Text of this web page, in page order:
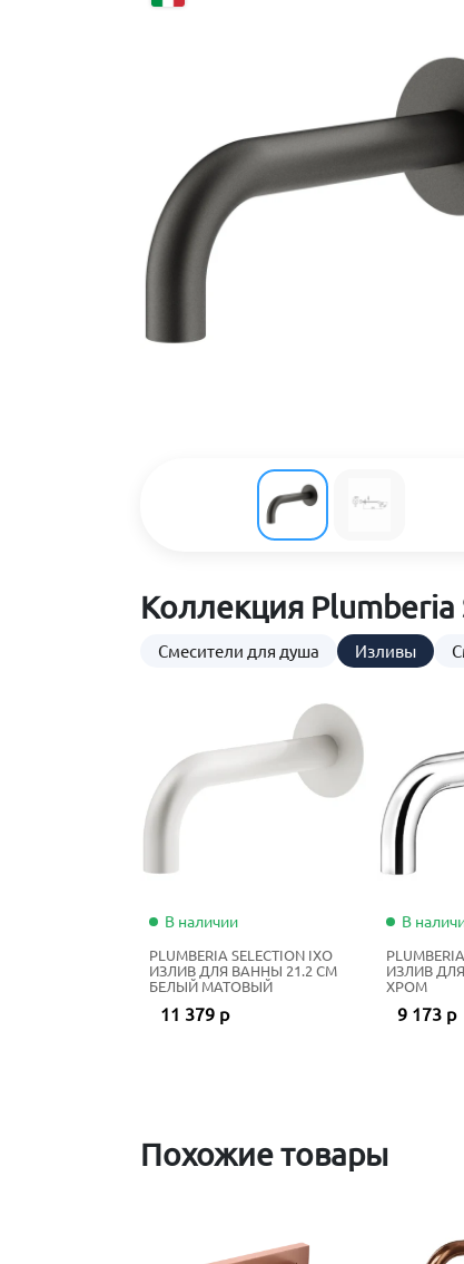
Коллекция Plumberia
Смесители для душа Изливы
В наличии
PLUMBERIA SELECTION IXO
ИЗЛИВ ДЛЯ ВАННЫ 21.2 СМ
БЕЛЫЙ МАТОВЫЙ
11 379 р
В
ИЗЛИВ
ХРОМ
9 173 р
Похожие товары